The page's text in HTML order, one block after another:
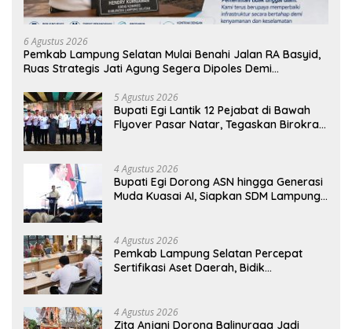
6 Agustus 2026
Pemkab Lampung Selatan Mulai Benahi Jalan RA Basyid,
Ruas Strategis Jati Agung Segera Dipoles Demi
5 Agustus 2026
Bupati Egi Lantik 12 Pejabat di Bawah
Flyover Pasar Natar, Tegaskan Birokrasi
4 Agustus 2026
Bupati Egi Dorong ASN hingga Generasi
Muda Kuasai AI, Siapkan SDM Lampung
4 Agustus 2026
Pemkab Lampung Selatan Percepat
Sertifikasi Aset Daerah, Bidik
4 Agustus 2026
Zita Anjani Dorong Balinuraga Jadi